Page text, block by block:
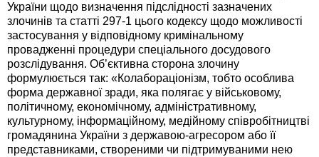
України щодо визначення підслідності зазначених
злочинів та статті 297-1 цього кодексу щодо можливості
застосування у відповідному кримінальному
провадженні процедури спеціального досудового
розслідування. Об’єктивна сторона злочину
формулюється так: «Колабораціонізм, тобто особлива
форма державної зради, яка полягає у військовому,
політичному, економічному, адміністративному,
культурному, інформаційному, медійному співробітництві
громадянина України з державою-агресором або її
представниками, створеними чи підтримуваними нею